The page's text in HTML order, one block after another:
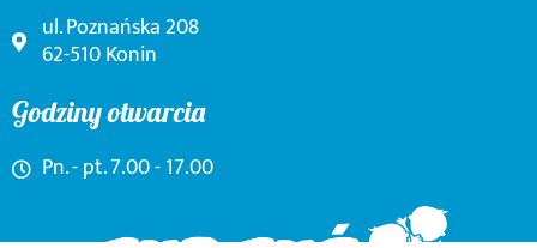
ul. Poznańska 208
62-510 Konin
Godziny otwarcia
Pn. - pt. 7.00 - 17.00